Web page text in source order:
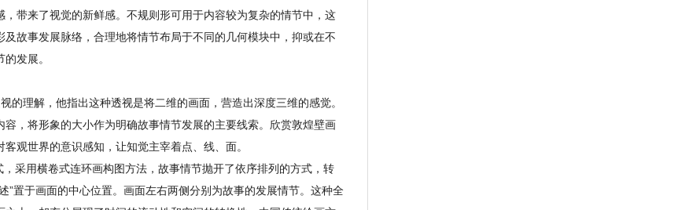
带来了视觉的新鲜感。不规则形可用于内容较为复杂的情节中，这
故事发展脉络，合理地将情节布局于不同的几何模块中，抑或在不
发展。
的理解，他指出这种透视是将二维的画面，营造出深度三维的感觉。
，将形象的大小作为明确故事情节发展的主要线索。欣赏敦煌壁画
观世界的意识感知，让知觉主宰着点、线、面。
采用横卷式连环画构图方法，故事情节抛开了依序排列的方式，转
置于画面的中心位置。画面左右两侧分别为故事的发展情节。这种全